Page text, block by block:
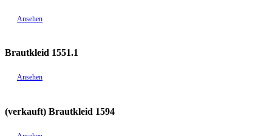
Ansehen
Brautkleid 1551.1
Ansehen
(verkauft) Brautkleid 1594